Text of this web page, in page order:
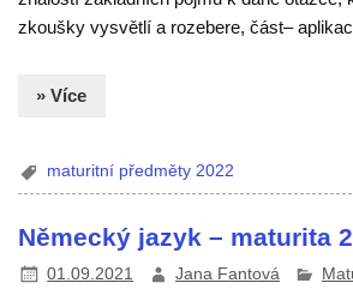
zkoušky vysvětlí a rozebere, část–
» Více
maturitní předměty 2022
Německý jazyk – maturita
01.09.2021 Jana Fantová